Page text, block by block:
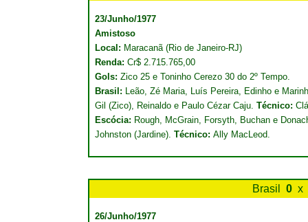
23/Junho/1977
Amistoso
Local: Maracanã (Rio de Janeiro-RJ)
Renda: Cr$ 2.715.765,00
Gols: Zico 25 e Toninho Cerezo 30 do 2º Tempo.
Brasil: Leão, Zé Maria, Luís Pereira, Edinho e
Gil (Zico), Reinaldo e Paulo Cézar Caju. Técnico:
Escócia: Rough, McGrain, Forsyth, Buchan e
Johnston (Jardine). Técnico: Ally MacLeod.
Brasil 0 x
26/Junho/1977